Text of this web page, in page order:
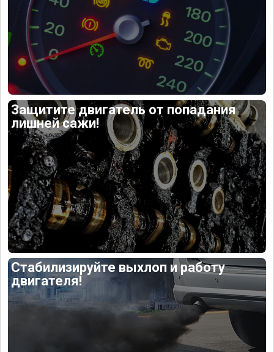
Защитите двигатель от попадания
лишней сажи!
Стабилизируйте выхлоп и работу
двигателя!